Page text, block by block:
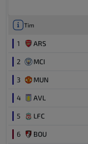
Tim
1 ARS
2 MCI
3 MUN
4 AVL
5 LFC
6 BOU